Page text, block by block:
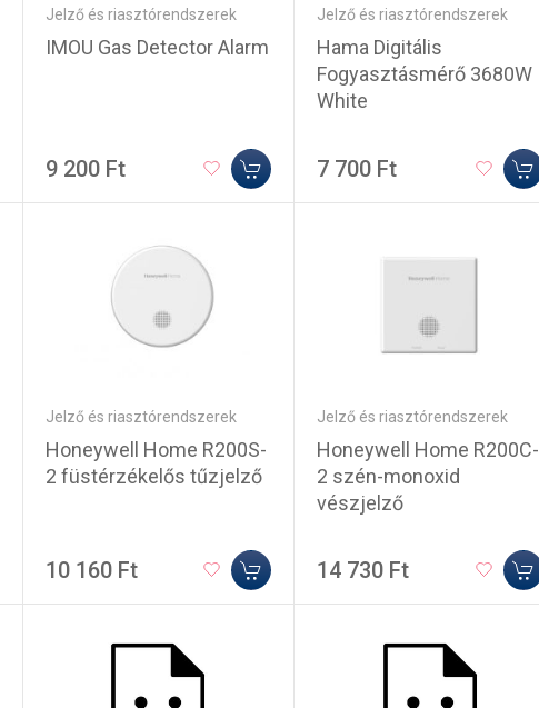
Jelző és riasztórendszerek
IMOU Gas Detector Alarm
9 200 Ft
Jelző és riasztórendszerek
Hama Digitális
Fogyasztásmérő 3680W
White
7 700 Ft
Jelző és riasztórendszerek
Honeywell Home R200S-
2 füstérzékelős tűzjelző
10 160 Ft
Jelző és riasztórendszerek
Honeywell Home R200C-
2 szén-monoxid
vészjelző
14 730 Ft